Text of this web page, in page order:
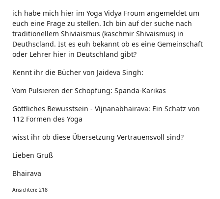
ich habe mich hier im Yoga Vidya Froum angemeldet um
euch eine Frage zu stellen. Ich bin auf der suche nach
traditionellem Shiviaismus (kaschmir Shivaismus) in
Deuthscland. Ist es euh bekannt ob es eine Gemeinschaft
oder Lehrer hier in Deutschland gibt?
Kennt ihr die Bücher von Jaideva Singh:
Vom Pulsieren der Schöpfung: Spanda-Karikas
Göttliches Bewusstsein - Vijnanabhairava: Ein Schatz von
112 Formen des Yoga
wisst ihr ob diese Übersetzung Vertrauensvoll sind?
Lieben Gruß
Bhairava
Ansichten: 218